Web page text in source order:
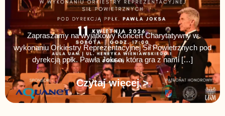
Zapraszamy na wyjątkowy Koncert Charytatywny w
wykonaniu Orkiestry Reprezentacyjnej Sił Powietrznych pod
dyrekcją ppłk. Pawła Joksa, która gra z nami […]
Czytaj więcej >